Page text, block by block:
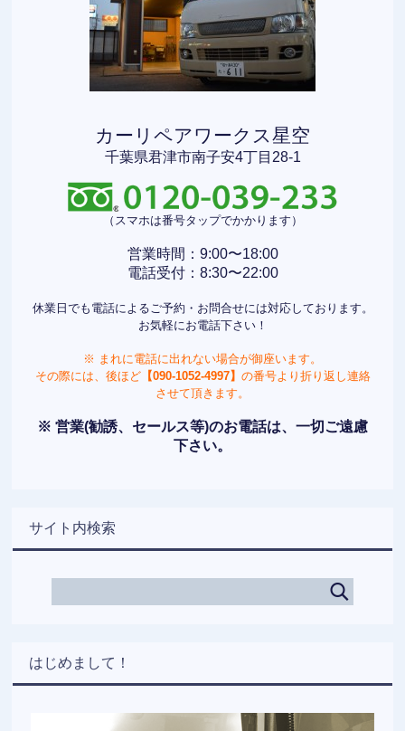
カーリペアワークス星空
千葉県君津市南子安4丁目28-1
（スマホは番号タップでかかります）
営業時間：9:00〜18:00
電話受付：8:30〜22:00
休業日でも電話によるご予約・お問合せには対応しております。
お気軽にお電話下さい！
※ まれに電話に出れない場合が御座います。
その際には、後ほど【090-1052-4997】 の番号より折り返し連絡
させて頂きます。
※ 営業(勧誘、セールス等)のお電話は、一切ご遠慮
下さい。
サイト内検索
はじめまして！